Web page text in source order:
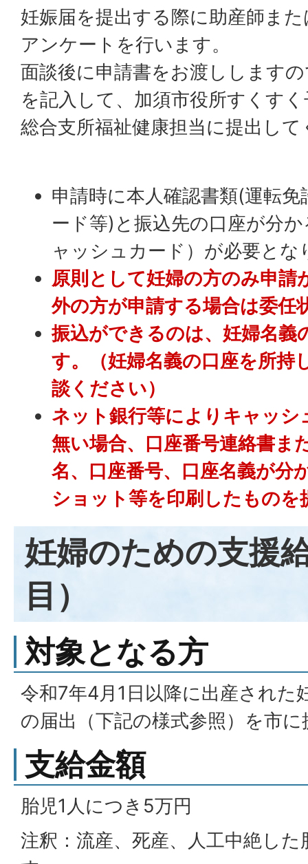
妊娠届を提出する際に助産師ま
アンケートを行います。
面談後に申請書をお渡しします
を記入して、加須市役所すくす
総合支所福祉健康担当に提出し
申請時に本人確認書類(運転
ード等)と振込先の口座が分
ャッシュカード）が必要とな
原則として妊婦の方のみ申請
外の方が申請する場合は委任
振込ができるのは、妊婦名義
す。（妊婦名義の口座を所持
談ください）
ネット銀行等によりキャッ
無い場合、口座番号連絡書ま
名、口座番号、口座名義が分
ショット等を印刷したもの
妊婦のための支援
目）
対象となる方
令和7年4月1日以降に出産された
の届出（下記の様式参照）を市
支給金額
胎児1人につき5万円
注釈：流産、死産、人工中絶し